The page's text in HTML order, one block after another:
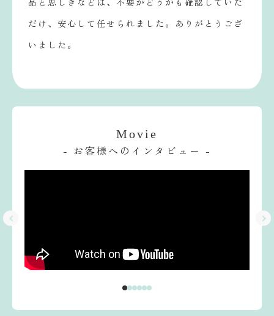
だけ、安心して任せられました。ありがとうござ
いました。
Movie
- お客様へのインタビュー -